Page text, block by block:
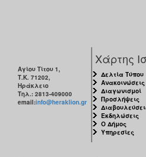
Αγίου Τίτου 1,
Τ.Κ. 71202,
Ηράκλειο
Τηλ.: 2813-409000
email:info@heraklion.gr
Χάρτης
Δελτία Τύπου
Ανακοινώσεις
Διαγωνισμοί
Προσλήψεις
Εκδηλώσεις
Ο Δήμος
Υπηρεσίες